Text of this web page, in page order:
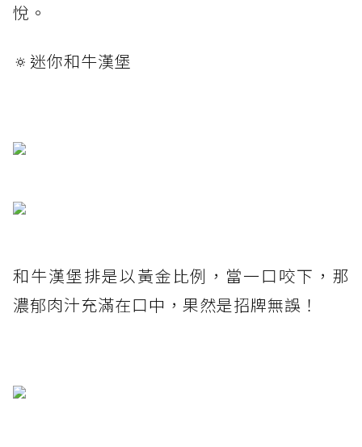
悅。
🔅迷你和牛漢堡
和牛漢堡排是以黃金比例，當一口咬下，那
濃郁肉汁充滿在口中，果然是招牌無誤！